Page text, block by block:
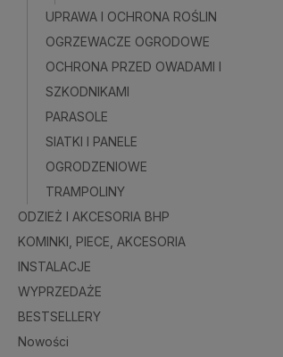
UPRAWA I OCHRONA ROŚLIN
OGRZEWACZE OGRODOWE
OCHRONA PRZED OWADAMI I
SZKODNIKAMI
PARASOLE
SIATKI I PANELE
OGRODZENIOWE
TRAMPOLINY
ODZIEŻ I AKCESORIA BHP
KOMINKI, PIECE, AKCESORIA
INSTALACJE
WYPRZEDAŻE
BESTSELLERY
Nowości